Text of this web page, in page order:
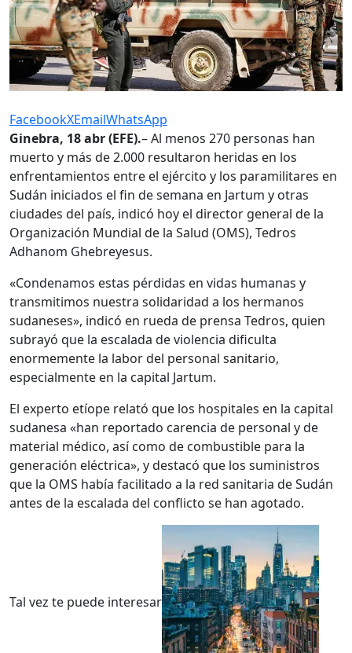
FacebookXEmailWhatsApp
Ginebra, 18 abr (EFE).– Al menos 270 personas han
muerto y más de 2.000 resultaron heridas en los
enfrentamientos entre el ejército y los paramilitares en
Sudán iniciados el fin de semana en Jartum y otras
ciudades del país, indicó hoy el director general de la
Organización Mundial de la Salud (OMS), Tedros
Adhanom Ghebreyesus.
«Condenamos estas pérdidas en vidas humanas y
transmitimos nuestra solidaridad a los hermanos
sudaneses», indicó en rueda de prensa Tedros, quien
subrayó que la escalada de violencia dificulta
enormemente la labor del personal sanitario,
especialmente en la capital Jartum.
El experto etíope relató que los hospitales en la capital
sudanesa «han reportado carencia de personal y de
material médico, así como de combustible para la
generación eléctrica», y destacó que los suministros
que la OMS había facilitado a la red sanitaria de Sudán
antes de la escalada del conflicto se han agotado.
Tal vez te puede interesar